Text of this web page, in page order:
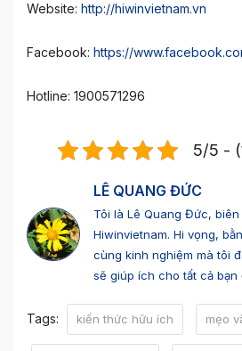
Website: http://hiwinvietnam.vn
Facebook: https://
Hotline: 1900571296
5/5 -
LÊ QUANG ĐỨC
Tôi là Lê Quang Đức,
Hiwinvietnam. Hi vọng,
cùng kinh nghiệm mà tôi
sẽ giúp ích cho tất cả bạn
Tags: kiến thức hữu ích mẹo